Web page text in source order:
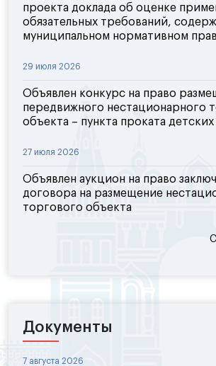
проекта доклада об оценке
обязательных требований,
муниципальном нормативном
29 июля 2026
Объявлен конкурс на право
передвижного нестационарного
объекта – пункта проката
27 июля 2026
Объявлен аукцион на право
договора на размещение
торгового объекта
Документы
7 августа 2026